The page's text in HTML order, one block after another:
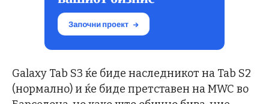
Galaxy Tab S3 ќе биде наследникот на Tab S2
(нормално) и ќе биде претставен на MWC во